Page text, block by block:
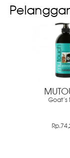
Goat's